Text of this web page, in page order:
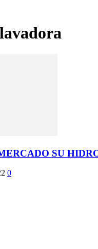
SU
0